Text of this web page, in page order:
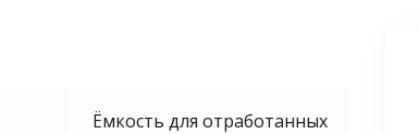
Ёмкость для отработанных